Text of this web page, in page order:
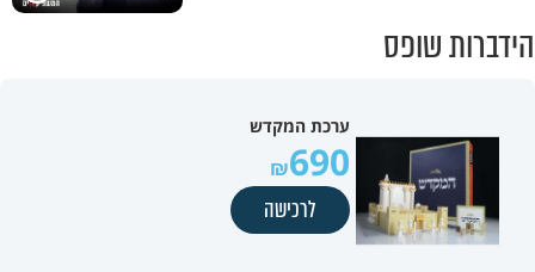
הידברות שופס
ערכת המקדש
690
לרכישה